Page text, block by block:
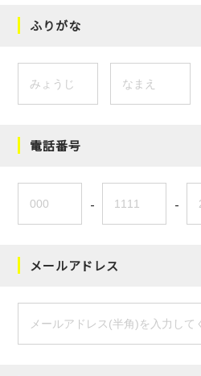
ふりがな
電話番号
- -
メールアドレス